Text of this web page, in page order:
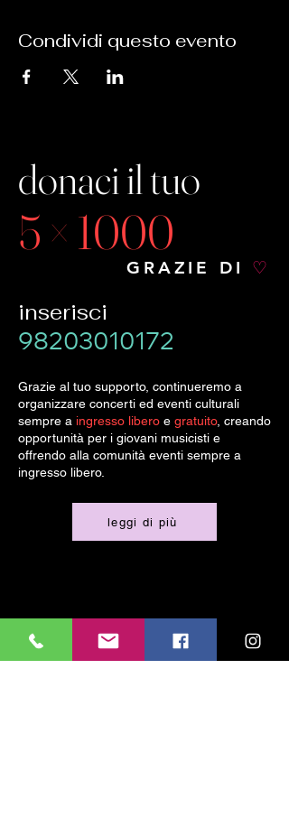
Condividi questo evento
donaci il tuo
5 × 1000
GRAZIE DI ♡
inserisci
98203010172
Grazie al tuo supporto, continueremo a
organizzare concerti ed eventi culturali
sempre a ingresso libero e gratuito, creando
opportunità per i giovani musicisti e
offrendo alla comunità eventi sempre a
ingresso libero.
leggi di più